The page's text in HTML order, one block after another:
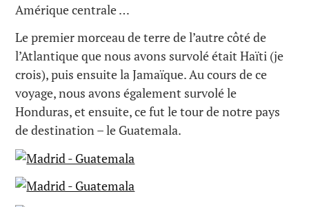
Amérique centrale …
Le premier morceau de terre de l’autre côté de
l’Atlantique que nous avons survolé était Haïti (je
crois), puis ensuite la Jamaïque. Au cours de ce
voyage, nous avons également survolé le
Honduras, et ensuite, ce fut le tour de notre pays
de destination – le Guatemala.